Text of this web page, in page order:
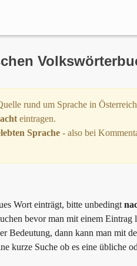
rund um Sprache in
eintragen.
Sprache - also bei
Wort einträgt, bitte unbedingt
bevor man mit einem Eintrag
Bedeutung, dann kann man mit
kurze Suche ob es eine übliche